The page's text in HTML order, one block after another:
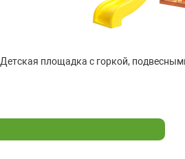
Детская площадка с горкой,